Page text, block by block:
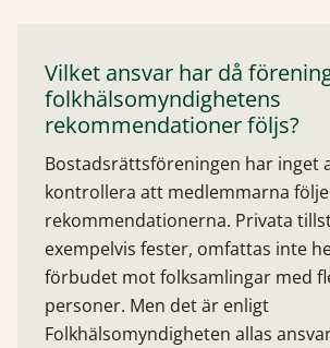
Vilket ansvar har då
folkhälsomyndighetens
rekommendationer följs?
Bostadsrättsföreningen har inget
kontrollera att medlemmarna
rekommendationerna. Privata
exempelvis fester, omfattas inte
förbudet mot folksamlingar med
personer. Men det är enligt
Folkhälsomyndigheten allas